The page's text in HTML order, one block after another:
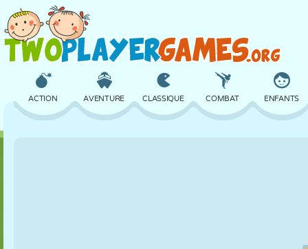
ACTION AVENTURE CLASSIQUE COMBAT ENFANTS